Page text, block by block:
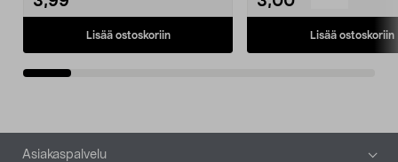
Lisää ostoskoriin Lisää ostoskoriin
Alatunniste
Asiakaspalvelu